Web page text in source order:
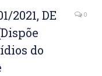
2021, DE
do
0